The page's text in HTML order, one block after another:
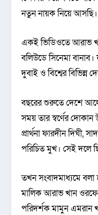
নতুন নায়ক নিয়ে আসছি।
একই ভিডিওতে আরাভ
বলিউডে সিনেমা
দুবাই ও বিশ্বের বিভিন্ন
বছরের শুরুতে দেশে
সময় তার স্বর্ণের
প্রার্থনা ফারদীন দিঘী,
পরিচিত মুখ। সেই দলে
তখন সংবাদমাধ্যমে
মালিক আরাভ খান
পরিদর্শক মামুন এমরান